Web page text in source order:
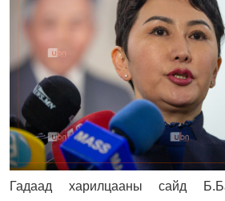
Гадаад харилцааны сайд